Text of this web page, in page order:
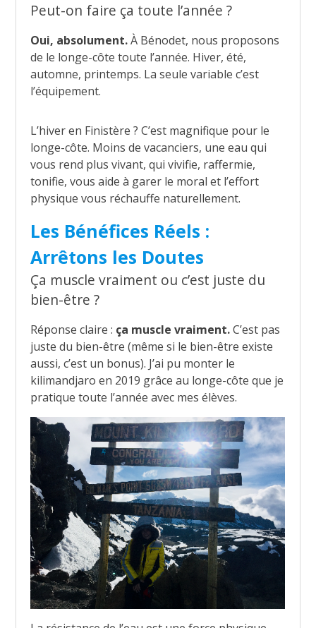
Peut-on faire ça toute l’année ?
Oui, absolument.À Bénodet, nous proposons
de le longe-côte toute l’année. Hiver, été,
automne, printemps. La seule variable c’est
l’équipement.
L’hiver en Finistère ? C’est magnifique pour le
longe-côte. Moins de vacanciers, une eau qui
vous rend plus vivant, qui vivifie, raffermie,
tonifie, vous aide à garer le moral et l’effort
physique vous réchauffe naturellement.
Les Bénéfices Réels :
Arrêtons les Doutes
Ça muscle vraiment ou c’est juste du
bien-être ?
Réponse claire : ça muscle vraiment.C’est pas
juste du bien-être (même si le bien-être existe
aussi, c’est un bonus). J’ai pu monter le
kilimandjaro en 2019 grâce au longe-côte que je
pratique toute l’année avec mes élèves.